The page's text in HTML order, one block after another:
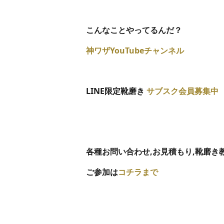
こんなことやってるんだ？
神ワザYouTubeチャンネル
LINE限定靴磨き サブスク会員募集中
各種お問い合わせ,お見積もり,靴磨き
ご参加はコチラまで